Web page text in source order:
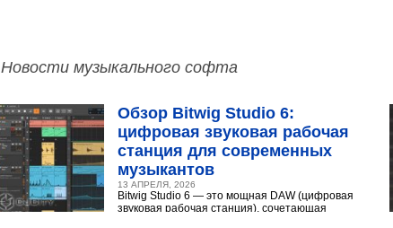
Новости музыкального софта
Обзор Bitwig Studio 6:
цифровая звуковая рабочая
станция для современных
музыкантов
13 АПРЕЛЯ, 2026
Bitwig Studio 6 — это мощная DAW (цифровая
звуковая рабочая станция), сочетающая